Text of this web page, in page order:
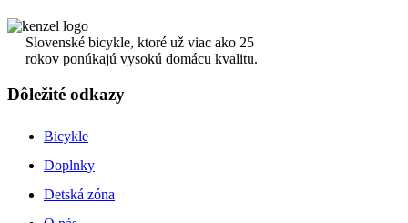
Slovenské bicykle, ktoré už viac ako 25
rokov ponúkajú vysokú domácu kvalitu.
Dôležité odkazy
Bicykle
Doplnky
Detská zóna